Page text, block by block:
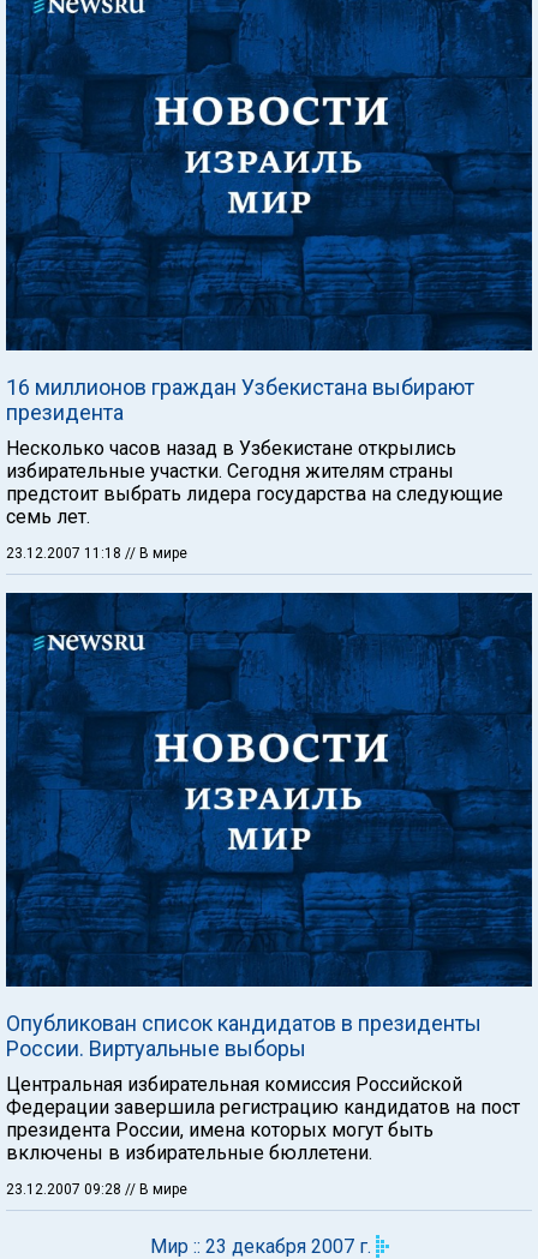
16 миллионов граждан Узбекистана выбирают
президента
Несколько часов назад в Узбекистане открылись
избирательные участки. Сегодня жителям страны
предстоит выбрать лидера государства на следующие
семь лет.
23.12.2007 11:18 // В мире
Опубликован список кандидатов в президенты
России. Виртуальные выборы
Центральная избирательная комиссия Российской
Федерации завершила регистрацию кандидатов на пост
президента России, имена которых могут быть
включены в избирательные бюллетени.
23.12.2007 09:28 // В мире
Мир :: 23 декабря 2007 г.